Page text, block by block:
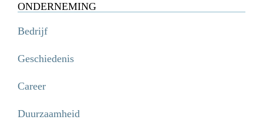
ONDERNEMING
Bedrijf
Geschiedenis
Career
Duurzaamheid